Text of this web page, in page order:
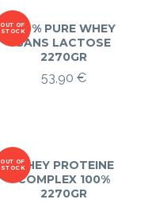
OUT OF
STOCK
100% PURE WHEY
SANS LACTOSE
2270GR
53,90 €
OUT OF
STOCKWHEY PROTEINE
COMPLEX 100%
2270GR